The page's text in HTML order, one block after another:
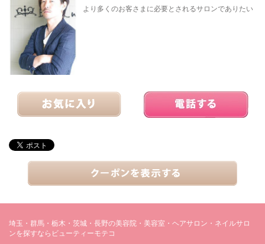
より多くのお客さまに必要とされるサロンでありたい
埼玉・群馬・栃木・茨城・長野の美容院・美容室・ヘアサロン・ネイルサロ
ンを探すならビューティーモテコ